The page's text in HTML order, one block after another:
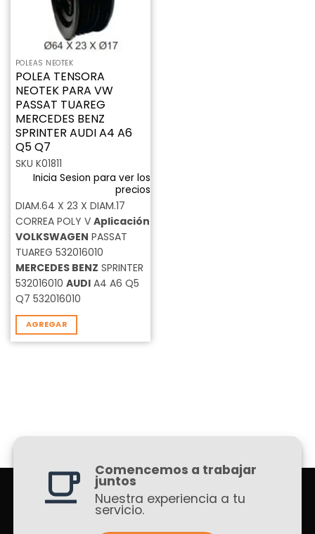
POLEAS NEOTEK
POLEA TENSORA
NEOTEK PARA VW
PASSAT TUAREG
MERCEDES BENZ
SPRINTER AUDI A4 A6
Q5 Q7
SKU K01811
Inicia Sesion para ver los
precios
DIAM.64 X 23 X DIAM.17
CORREA POLY V Aplicación
VOLKSWAGEN PASSAT
TUAREG 532016010
MERCEDES BENZ SPRINTER
532016010 AUDIA4 A6 Q5
Q7 532016010
AGREGAR
Comencemos a trabajar
juntos
Nuestra experiencia a tu
servicio.